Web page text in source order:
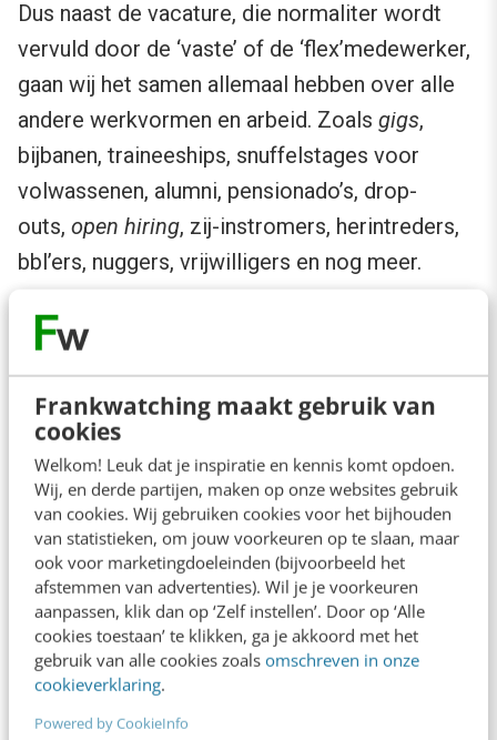
Frankwatching maakt gebruik van
cookies
Welkom! Leuk dat je inspiratie en kennis komt opdoen.
Wij, en derde partijen, maken op onze websites gebruik
van cookies. Wij gebruiken cookies voor het bijhouden
van statistieken, om jouw voorkeuren op te slaan, maar
ook voor marketingdoeleinden (bijvoorbeeld het
afstemmen van advertenties). Wil je je voorkeuren
aanpassen, klik dan op ‘Zelf instellen’. Door op ‘Alle
cookies toestaan’ te klikken, ga je akkoord met het
gebruik van alle cookies zoals omschreven in onze
cookieverklaring.
Powered by CookieInfo
Dus naast de vacature, die normaliter wordt
vervuld door de ‘vaste’ of de ‘flex’medewerker,
gaan wij het samen allemaal hebben over alle
andere werkvormen en arbeid. Zoals gigs,
bijbanen, traineeships, snuffelstages voor
volwassenen, alumni, pensionado’s, drop-
outs, open hiring, zij-instromers, herintreders,
bbl’ers, nuggers, vrijwilligers en nog meer.
Als je echt ‘open’ staat, dan vind je meer dan 20
Meer de diepte in? Leesdit artikeleens rustig
door.
Note to yourself, pak een grote stift en kalk op
je whiteboard: “Het zijn niet de sterkste van
een soort die overleven en ook niet de meest
intelligente. Het zijn degene die zich het best
kunnen aanpassen aan verandering (Charles
Darwin)”